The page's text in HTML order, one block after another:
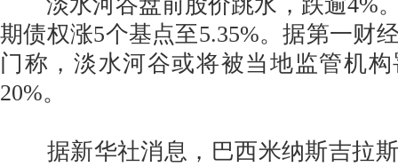
期债权涨5个基点至5.35%。据第一财
门称，淡水河谷或将被当地监管机构
20%。
据新华社消息，巴西米纳斯吉拉斯